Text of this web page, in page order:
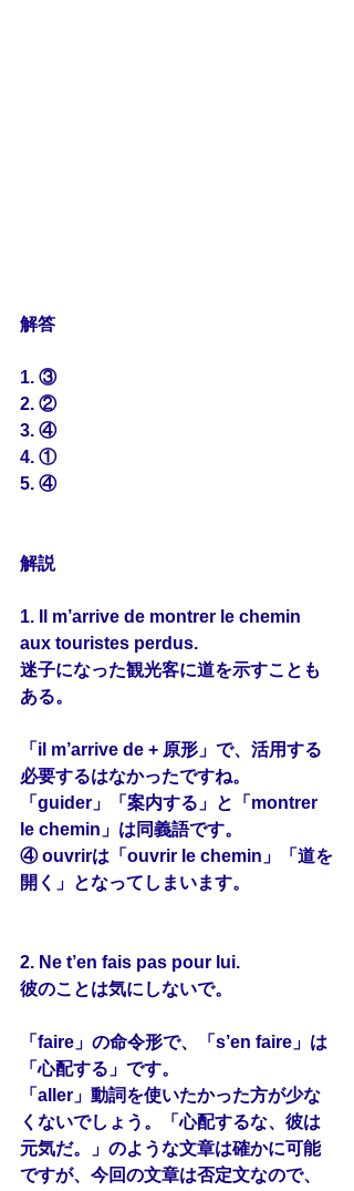
解答
1. ③
2. ②
3. ④
4. ①
5. ④
解説
1. Il m’arrive de montrer le chemin
aux touristes perdus.
迷子になった観光客に道を示すことも
ある。
「il m’arrive de + 原形」で、活用する
必要するはなかったですね。
「guider」「案内する」と「montrer
le chemin」は同義語です。
④ ouvrirは「ouvrir le chemin」「道を
開く」となってしまいます。
2. Ne t’en fais pas pour lui.
彼のことは気にしないで。
「faire」の命令形で、「s’en faire」は
「心配する」です。
「aller」動詞を使いたかった方が少な
くないでしょう。「心配するな、彼は
元気だ。」のような文章は確かに可能
ですが、今回の文章は否定文なので、